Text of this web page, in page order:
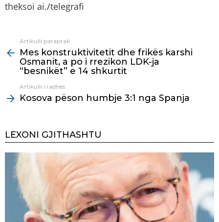
theksoi ai./telegrafi
more
Artikulli paraprak
Mes konstruktivitetit dhe frikës karshi
Osmanit, a po i rrezikon LDK-ja
“besnikët” e 14 shkurtit
Artikulli i radhës
Kosova pëson humbje 3:1 nga Spanja
LEXONI GJITHASHTU